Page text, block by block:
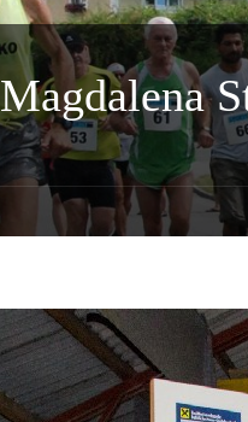
Magdalena